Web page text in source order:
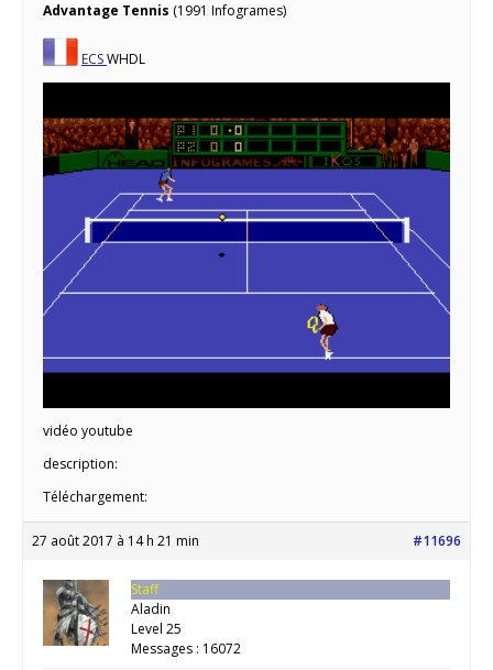
Advantage Tennis (1991 Infogrames)
ECSWHDL
vidéo youtube
description:
Téléchargement:
27 août 2017 à 14 h 21 min #11696
Staff
Aladin
Level 25
Messages : 16072